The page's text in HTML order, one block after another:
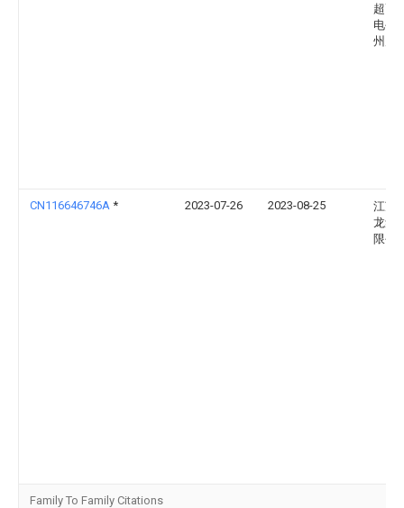
超高
电公
州局
CN116646746A * 2023-07-26 2023-08-25
江苏
龙集
限公
Family To Family Citations